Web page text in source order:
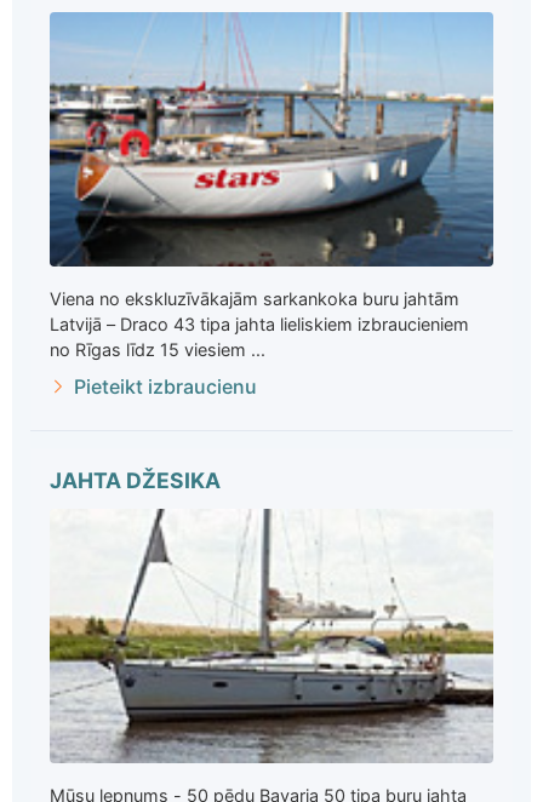
Viena no ekskluzīvākajām sarkankoka buru jahtām
Latvijā – Draco 43 tipa jahta lieliskiem izbraucieniem
no Rīgas līdz 15 viesiem ...
Pieteikt izbraucienu
JAHTA DŽESIKA
Mūsu lepnums - 50 pēdu Bavaria 50 tipa buru jahta